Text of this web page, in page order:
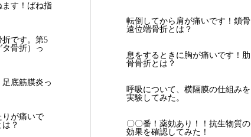
す！ばね指
です。第5
骨折）っ
底筋膜炎っ
りが痛いで
？
転倒してから肩が痛いです！鎖骨
遠位端骨折とは？
息をするときに胸が痛いです！肋
骨骨折とは？
呼吸について、横隔膜の仕組みを
実験してみた。
〇〇番！薬効あり！！抗生物質の
効果を確認してみた！